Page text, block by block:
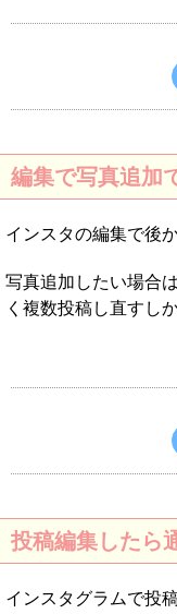
編集で写真追加
インスタの編集で後
写真追加したい場合
く複数投稿し直すし
投稿編集したら
インスタグラムで投